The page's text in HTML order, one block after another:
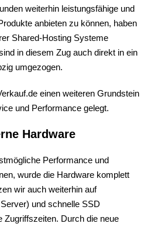
weiterhin leistungsfähige und
anbieten zu können, haben
Shared-Hosting Systeme
in diesem Zug auch direkt in ein
umgezogen.
einen weiteren Grundstein
und Performance gelegt.
Hardware
Performance und
wurde die Hardware komplett
wir auch weiterhin auf
und schnelle SSD
Zugriffszeiten. Durch die neue